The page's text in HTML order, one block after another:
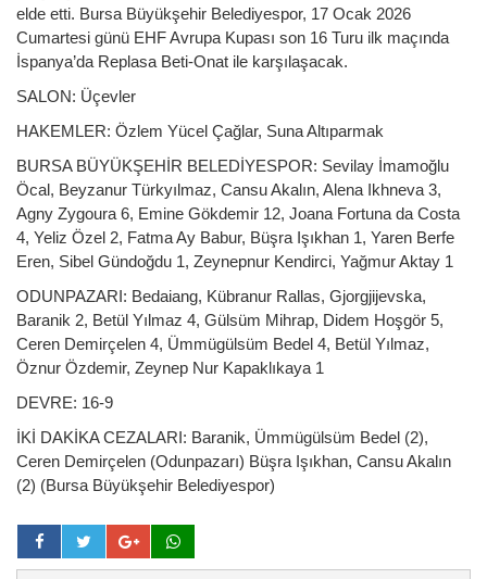
elde etti. Bursa Büyükşehir Belediyespor, 17 Ocak 2026
Cumartesi günü EHF Avrupa Kupası son 16 Turu ilk maçında
İspanya’da Replasa Beti-Onat ile karşılaşacak.
SALON: Üçevler
HAKEMLER: Özlem Yücel Çağlar, Suna Altıparmak
BURSA BÜYÜKŞEHİR BELEDİYESPOR: Sevilay İmamoğlu
Öcal, Beyzanur Türkyılmaz, Cansu Akalın, Alena Ikhneva 3,
Agny Zygoura 6, Emine Gökdemir 12, Joana Fortuna da Costa
4, Yeliz Özel 2, Fatma Ay Babur, Büşra Işıkhan 1, Yaren Berfe
Eren, Sibel Gündoğdu 1, Zeynepnur Kendirci, Yağmur Aktay 1
ODUNPAZARI: Bedaiang, Kübranur Rallas, Gjorgjijevska,
Baranik 2, Betül Yılmaz 4, Gülsüm Mihrap, Didem Hoşgör 5,
Ceren Demirçelen 4, Ümmügülsüm Bedel 4, Betül Yılmaz,
Öznur Özdemir, Zeynep Nur Kapaklıkaya 1
DEVRE: 16-9
İKİ DAKİKA CEZALARI: Baranik, Ümmügülsüm Bedel (2),
Ceren Demirçelen (Odunpazarı) Büşra Işıkhan, Cansu Akalın
(2) (Bursa Büyükşehir Belediyespor)